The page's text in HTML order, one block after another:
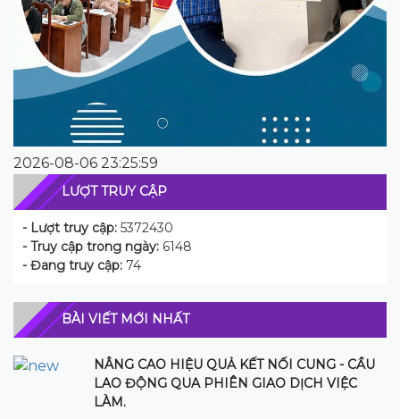
2026-08-06 23:25:59
LƯỢT TRUY CẬP
- Lượt truy cập: 5372430
- Truy cập trong ngày: 6148
- Đang truy cập: 74
BÀI VIẾT MỚI NHẤT
NÂNG CAO HIỆU QUẢ KẾT NỐI CUNG - CẦU
LAO ĐỘNG QUA PHIÊN GIAO DỊCH VIỆC
LÀM.